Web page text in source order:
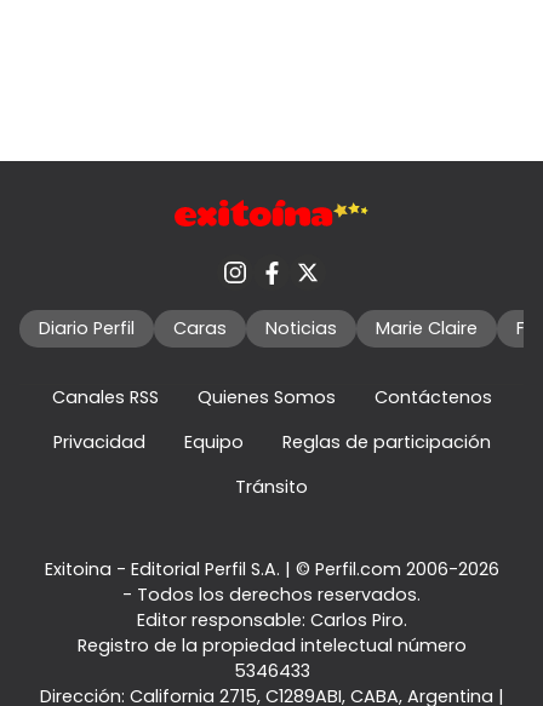
Diario Perfil Caras Noticias Marie Claire
Canales RSS Quienes Somos
Contáctenos
Privacidad
Equipo
Reglas de participación
Tránsito
Exitoina - Editorial Perfil S.A. | © Perfil.com 2006-2026
- Todos los derechos reservados.
Editor responsable: Carlos Piro.
Registro de la propiedad intelectual número
5346433
Dirección: California 2715, C1289ABI, CABA, Argentina |